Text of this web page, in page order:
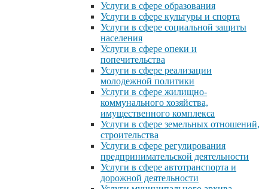
Услуги в сфере образования
Услуги в сфере культуры и спорта
Услуги в сфере социальной защиты
населения
Услуги в сфере опеки и
попечительства
Услуги в сфере реализации
молодежной политики
Услуги в сфере жилищно-
коммунального хозяйства,
имущественного комплекса
Услуги в сфере земельных отношений,
строительства
Услуги в сфере регулирования
предпринимательской деятельности
Услуги в сфере автотранспорта и
дорожной деятельности